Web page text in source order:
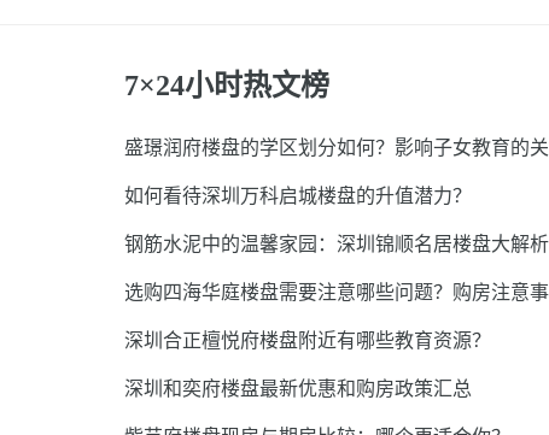
7×24小时热文榜
盛璟润府楼盘的学区划分如何？影响子女教育的
如何看待深圳万科启城楼盘的升值潜力？
钢筋水泥中的温馨家园：深圳锦顺名居楼盘大解析
选购四海华庭楼盘需要注意哪些问题？购房注意
深圳合正檀悦府楼盘附近有哪些教育资源？
深圳和奕府楼盘最新优惠和购房政策汇总